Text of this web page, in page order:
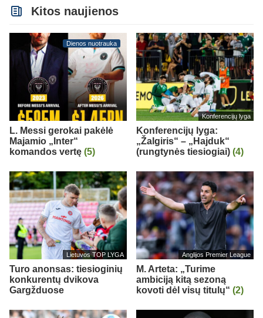
Kitos naujienos
Dienos nuotrauka
L. Messi gerokai pakėlė
Majamio „Inter“
komandos vertę (5)
Konferencijų lyga
Konferencijų lyga:
„Žalgiris“ – „Hajduk“
(rungtynės tiesiogiai) (4)
Lietuvos TOP LYGA
Turo anonsas: tiesioginių
konkurentų dvikova
Gargžduose
Anglijos Premier League
M. Arteta: „Turime
ambiciją kitą sezoną
kovoti dėl visų titulų“ (2)